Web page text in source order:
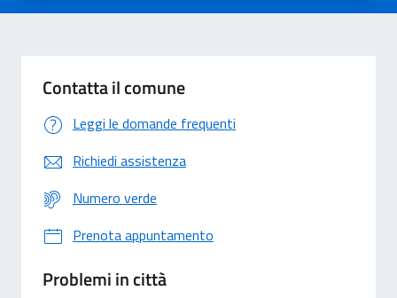
Contatta il comune
Leggi le domande frequenti
Richiedi assistenza
Numero verde
Prenota appuntamento
Problemi in città